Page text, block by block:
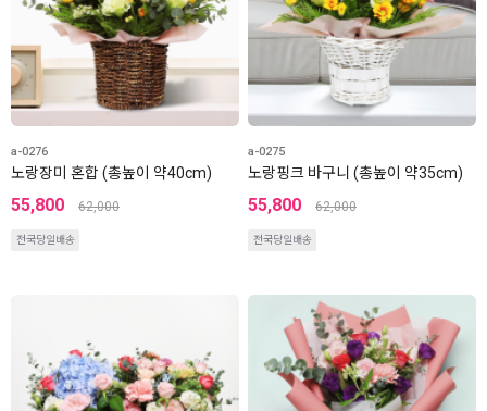
a-0276
노랑장미 혼합 (총높이 약40cm)
55,800 62,000
전국당일배송
a-0275
노랑핑크 바구니 (총높이 약35cm)
55,800 62,000
전국당일배송